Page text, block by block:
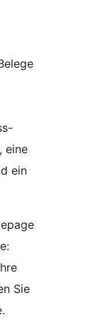
eine
ein
Sie